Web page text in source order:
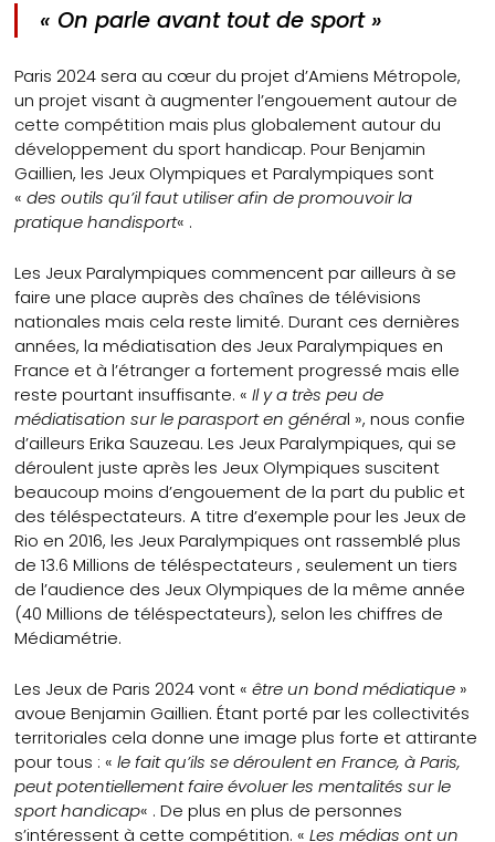
« On parle avant tout de sport »
Paris 2024 sera au cœur du projet d’Amiens Métropole,
un projet visant à augmenter l’engouement autour de
cette compétition mais plus globalement autour du
développement du sport handicap. Pour Benjamin
Gaillien, les Jeux Olympiques et Paralympiques sont
«des outils qu’il faut utiliser afin de promouvoir la
pratique handisport« .
Les Jeux Paralympiques commencent par ailleurs à se
faire une place auprès des chaînes de télévisions
nationales mais cela reste limité. Durant ces dernières
années, la médiatisation des Jeux Paralympiques en
France et à l’étranger a fortement progressé mais elle
reste pourtant insuffisante. «Il y a très peu de
médiatisation sur le parasport en général », nous confie
d’ailleurs Erika Sauzeau. Les Jeux Paralympiques, qui se
déroulent juste après les Jeux Olympiques suscitent
beaucoup moins d’engouement de la part du public et
des téléspectateurs. A titre d’exemple pour les Jeux de
Rio en 2016, les Jeux Paralympiques ont rassemblé plus
de 13.6 Millions de téléspectateurs , seulement un tiers
de l’audience des Jeux Olympiques de la même année
(40 Millions de téléspectateurs), selon les chiffres de
Médiamétrie.
Les Jeux de Paris 2024 vont «être un bond médiatique »
avoue Benjamin Gaillien. Étant porté par les collectivités
territoriales cela donne une image plus forte et attirante
pour tous : «le fait qu’ils se déroulent en France, à Paris,
peut potentiellement faire évoluer les mentalités sur le
sport handicap« . De plus en plus de personnes
s’intéressent à cette compétition. «Les médias ont un